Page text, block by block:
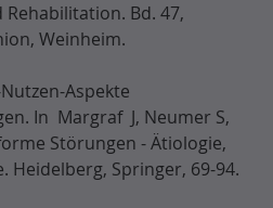
Bd. 47,
Weinheim.
Aspekte
In Margraf J, Neumer S,
Störungen - Ätiologie,
Heidelberg, Springer, 69-94.